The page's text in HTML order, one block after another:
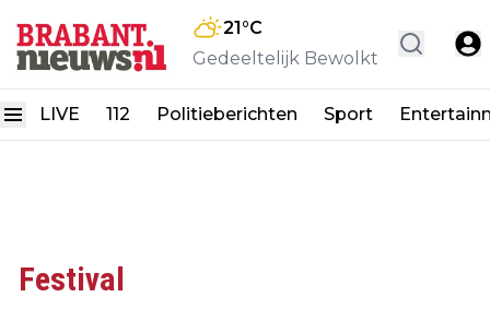
21 °C
Gedeeltelijk Bewolkt
LIVE 112 Politieberichten Sport
Festival